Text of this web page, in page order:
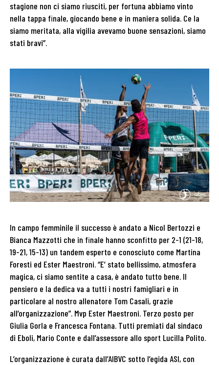
stagione non ci siamo riusciti, per fortuna abbiamo vinto
nella tappa finale, giocando bene e in maniera solida. Ce la
siamo meritata, alla vigilia avevamo buone sensazioni, siamo
stati bravi”.
In campo femminile il successo è andato a Nicol Bertozzi e
Bianca Mazzotti che in finale hanno sconfitto per 2-1 (21-18,
19-21, 15-13) un tandem esperto e conosciuto come Martina
Foresti ed Ester Maestroni. “E’ stato bellissimo, atmosfera
magica, ci siamo sentite a casa, è andato tutto bene. Il
pensiero e la dedica va a tutti i nostri famigliari e in
particolare al nostro allenatore Tom Casali, grazie
all’organizzazione”. Mvp Ester Maestroni. Terzo posto per
Giulia Gorla e Francesca Fontana. Tutti premiati dal sindaco
di Eboli, Mario Conte e dall’assessore allo sport Lucilla Polito.
L’organizzazione è curata dall’AIBVC sotto l’egida ASI, con